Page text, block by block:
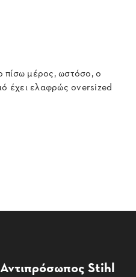
πίσω μέρος, ωστόσο, ο
έχει ελαφρώς oversized
Stihl